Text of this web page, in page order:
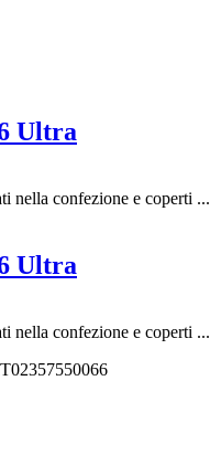
Ultra
nella confezione e coperti ...
Ultra
nella confezione e coperti ...